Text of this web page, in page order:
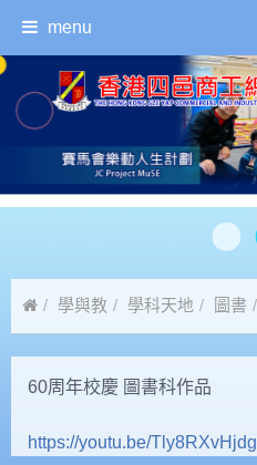
menu
學與教 學科天地 圖書
60周年校慶 圖書科作品
https://youtu.be/Tly8RXvHjdg